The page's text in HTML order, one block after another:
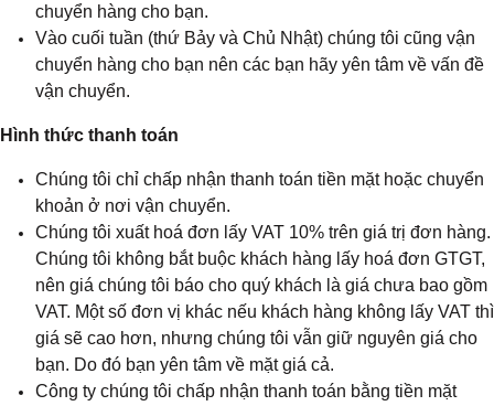
chuyển hàng cho bạn.
Vào cuối tuần (thứ Bảy và Chủ Nhật) chúng tôi cũng vận
chuyển hàng cho bạn nên các bạn hãy yên tâm về vấn đề
vận chuyển.
Hình thức thanh toán
Chúng tôi chỉ chấp nhận thanh toán tiền mặt hoặc chuyển
khoản ở nơi vận chuyển.
Chúng tôi xuất hoá đơn lấy VAT 10% trên giá trị đơn hàng.
Chúng tôi không bắt buộc khách hàng lấy hoá đơn GTGT,
nên giá chúng tôi báo cho quý khách là giá chưa bao gồm
VAT. Một số đơn vị khác nếu khách hàng không lấy VAT thì
giá sẽ cao hơn, nhưng chúng tôi vẫn giữ nguyên giá cho
bạn. Do đó bạn yên tâm về mặt giá cả.
Công ty chúng tôi chấp nhận thanh toán bằng tiền mặt